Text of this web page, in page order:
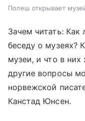
Полеш открывает
Зачем читать:
беседу о музеях?
музеи, и что в них
другие вопросы
норвежской
Канстад Юнсен.